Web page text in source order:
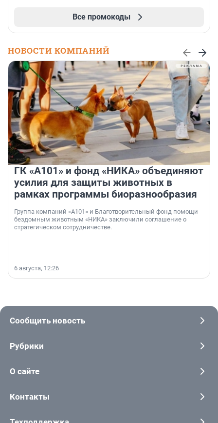
Все промокоды
НОВОСТИ КОМПАНИЙ
ГК «А101» и фонд «НИКА» объединяют
усилия для защиты животных в
рамках программы биоразнообразия
Группа компаний «А101» и Благотворительный фонд помощи
бездомным животным «НИКА» заключили соглашение о
стратегическом сотрудничестве.
6 августа, 12:26
Сообщить новость
Рубрики
О сайте
Контакты